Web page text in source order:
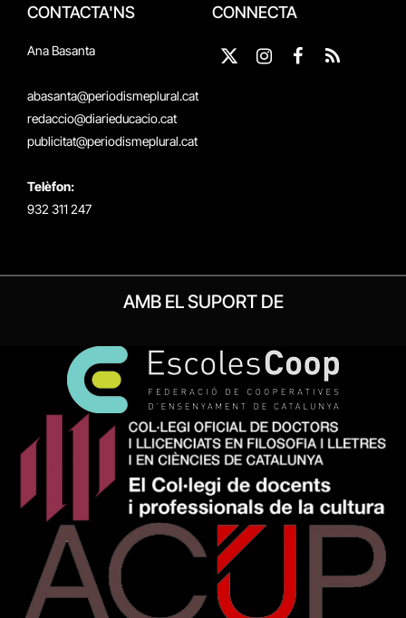
CONTACTA'NS
Ana Basanta
abasanta@periodismeplural.cat
redaccio@diarieducacio.cat
publicitat@periodismeplural.cat
Telèfon:
932 311 247
CONNECTA
X
Instagram
Facebook
RSS
AMB EL SUPORT DE